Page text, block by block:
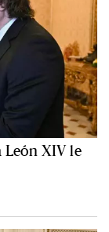
León XIV le